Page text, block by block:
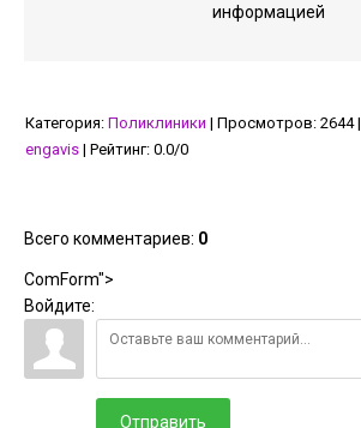
информацией
Категория: Поликлиники | Просмотров: 2644|
engavis | Рейтинг: 0.0/0
Всего комментариев: 0
ComForm">
Войдите:
Отправить